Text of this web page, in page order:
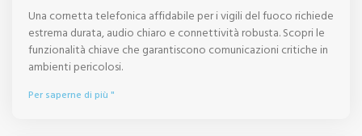
Una cornetta telefonica affidabile per i vigili del fuoco richiede
estrema durata, audio chiaro e connettività robusta. Scopri le
funzionalità chiave che garantiscono comunicazioni critiche in
ambienti pericolosi.
Per saperne di più "